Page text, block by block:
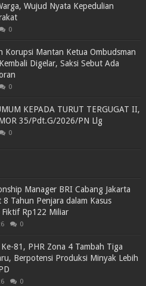
Wujud Nyata Kepedulian
0
Korupsi Mantan Ketua Ombudsman
Digelar, Saksi Sebut Ada
0
KEPADA TURUT TERGUGAT II,
35/Pdt.G/2026/PN Llg
0
Manager BRI Cabang Jakarta
Tahun Penjara dalam Kasus
Rp122 Miliar
0
81, PHR Zona 4 Tambah Tiga
Berpotensi Produksi Minyak Lebih
0